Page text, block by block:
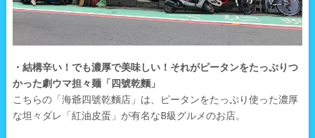
・結構辛い！でも濃厚で美味しい！それがピータンをたっぷりつ
かった劇ウマ担々麺「四號乾麵」
こちらの「海爺四號乾麵店」は、ピータンをたっぷり使った濃厚
な坦々ダレ「紅油皮蛋」が有名なB級グルメのお店。